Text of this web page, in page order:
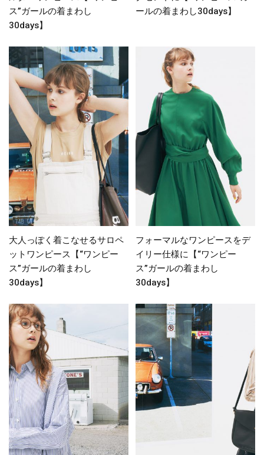
ス”ガールの着まわし
30days】
ールの着まわし30days】
大人っぽく着こなせるサロペ
ットワンピース【“ワンピー
ス”ガールの着まわし
30days】
フォーマルなワンピースをデ
イリー仕様に【“ワンピー
ス”ガールの着まわし
30days】